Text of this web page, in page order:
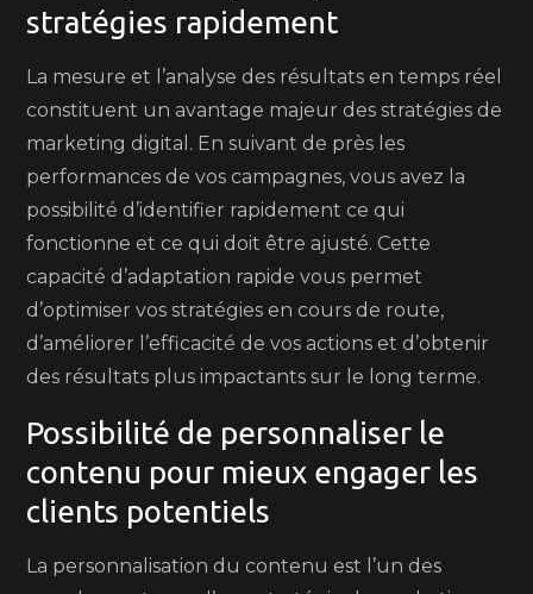
stratégies rapidement
La mesure et l’analyse des résultats en temps réel
constituent un avantage majeur des stratégies de
marketing digital. En suivant de près les
performances de vos campagnes, vous avez la
possibilité d’identifier rapidement ce qui
fonctionne et ce qui doit être ajusté. Cette
capacité d’adaptation rapide vous permet
d’optimiser vos stratégies en cours de route,
d’améliorer l’efficacité de vos actions et d’obtenir
des résultats plus impactants sur le long terme.
Possibilité de personnaliser le
contenu pour mieux engager les
clients potentiels
La personnalisation du contenu est l’un des